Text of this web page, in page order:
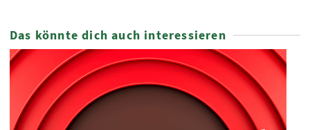
Das könnte dich auch interessieren